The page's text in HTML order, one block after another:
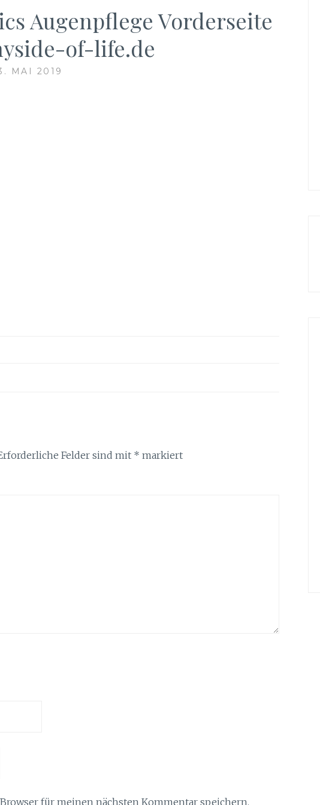
Augenpflege Vorderseite
of-life.de
MAI 2019
Felder sind mit * markiert
für meinen nächsten Kommentar speichern.